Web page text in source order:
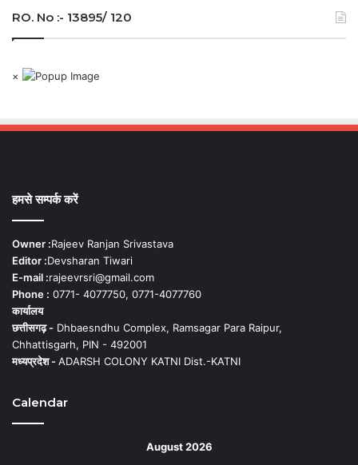
RO. No :- 13895/ 120
×
हमसे सम्पर्क करें
Owner :Rajeev Ranjan Srivastava
Editor :Devsharan Tiwari
E-mail :rajeevrsri@gmail.com
Phone : 0771- 4077750, 0771-4077760
कार्यालय
छत्तीसगढ़ - Dhbaesndhu Complex, Ramsagar Para Raipur,
Chhattisgarh, PIN - 492001
मध्यप्रदेश -ADARSH COLONY KATNI Dist.-KATNI
Calendar
August 2026